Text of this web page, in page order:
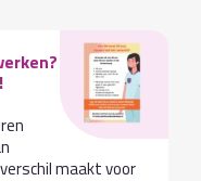
maakt voor